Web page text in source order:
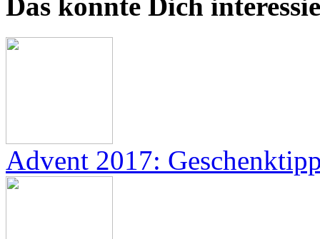
Advent 2017: